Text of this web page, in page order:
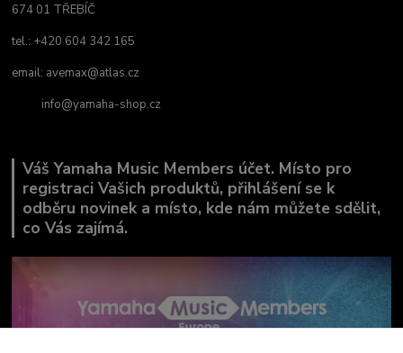
674 01 TŘEBÍČ
tel.: +420 604 342 165
email: avemax@atlas.cz
info@yamaha-shop.cz
Váš Yamaha Music Members účet. Místo pro
registraci Vašich produktů, přihlášení se k
odběru novinek a místo, kde nám můžete sdělit,
co Vás zajímá.